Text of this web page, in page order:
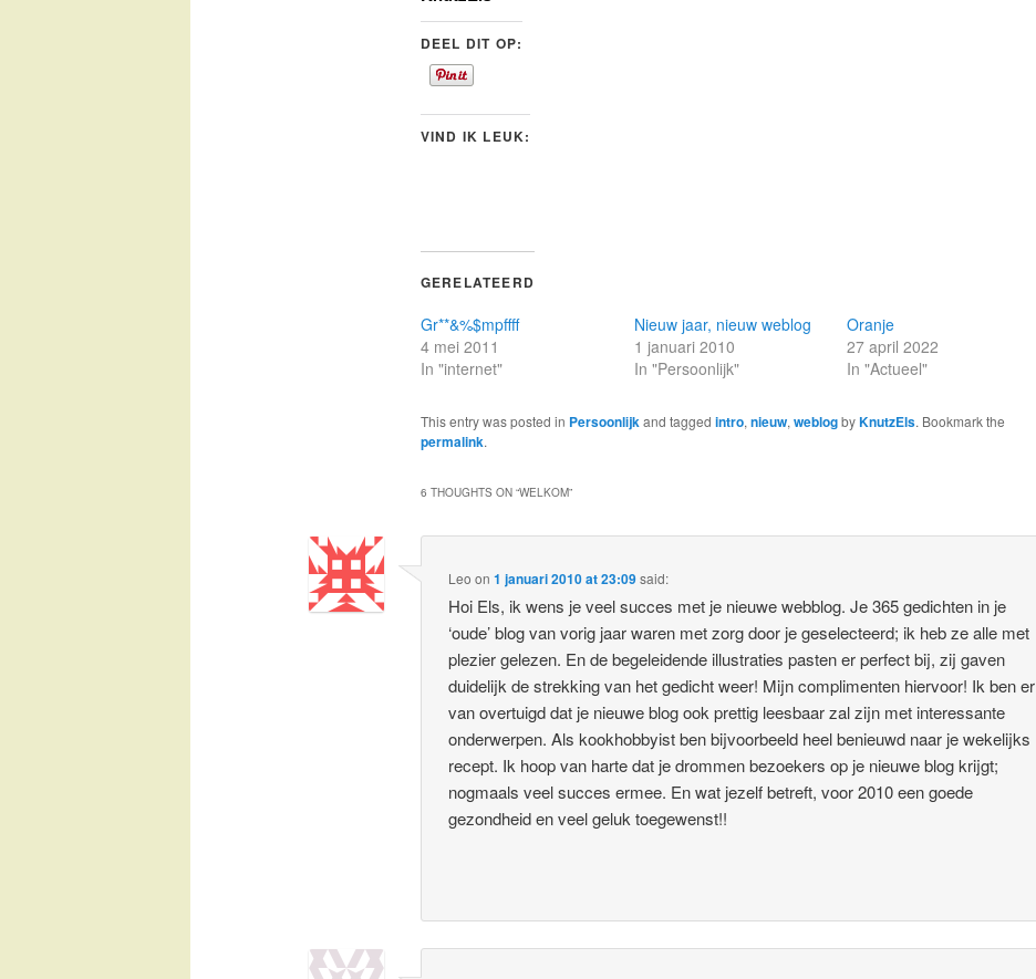
DEEL DIT OP:
VIND IK LEUK:
GERELATEERD
Gr**&%$mpffff
4 mei 2011
In "internet"
Nieuw jaar, nieuw weblog
1 januari 2010
In "Persoonlijk"
Oranje
27 april 2022
In "Actueel"
This entry was posted in Persoonlijkand tagged intro, nieuw, weblogbyKnutzEls. Bookmark the
permalink.
6 THOUGHTS ON “WELKOM”
Leo on1 januari 2010 at 23:09said:
Hoi Els, ik wens je veel succes met je nieuwe webblog. Je 365 gedichten in je
‘oude’ blog van vorig jaar waren met zorg door je geselecteerd; ik heb ze alle met
plezier gelezen. En de begeleidende illustraties pasten er perfect bij, zij gaven
duidelijk de strekking van het gedicht weer! Mijn complimenten hiervoor! Ik ben er
van overtuigd dat je nieuwe blog ook prettig leesbaar zal zijn met interessante
onderwerpen. Als kookhobbyist ben bijvoorbeeld heel benieuwd naar je wekelijks
recept. Ik hoop van harte dat je drommen bezoekers op je nieuwe blog krijgt;
nogmaals veel succes ermee. En wat jezelf betreft, voor 2010 een goede
gezondheid en veel geluk toegewenst!!